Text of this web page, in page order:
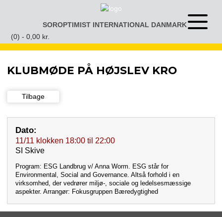
SOROPTIMIST INTERNATIONAL DANMARKÅben
menu
(0) - 0,00 kr.
KLUBMØDE PÅ HØJSLEV KRO
Tilbage
Dato:
11/11 klokken 18:00 til 22:00
SI Skive
Program: ESG Landbrug v/ Anna Worm. ESG står for
Environmental, Social and Governance. Altså forhold i en
virksomhed, der vedrører miljø-, sociale og ledelsesmæssige
aspekter. Arrangør: Fokusgruppen Bæredygtighed